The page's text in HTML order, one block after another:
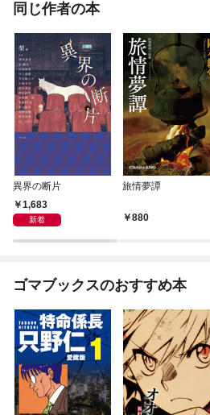
同じ作者の本
異界の断片
1,683
新着
旅情夢譚
880
ゴマブックスのおすすめ本